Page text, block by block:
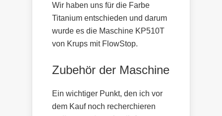
Wir haben uns für die Farbe
Titanium entschieden und darum
wurde es die Maschine KP510T
von Krups mit FlowStop.
Zubehör der Maschine
Ein wichtiger Punkt, den ich vor
dem Kauf noch recherchieren